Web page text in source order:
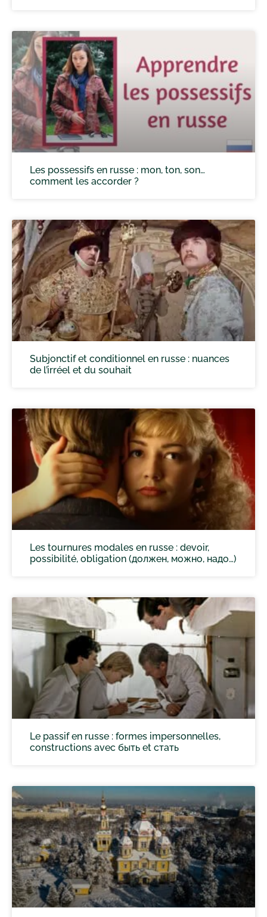
Les possessifs en russe : mon, ton, son…
comment les accorder ?
Subjonctif et conditionnel en russe : nuances
de l’irréel et du souhait
Les tournures modales en russe : devoir,
possibilité, obligation (должен, можно, надо…)
Le passif en russe : formes impersonnelles,
constructions avec быть et стать